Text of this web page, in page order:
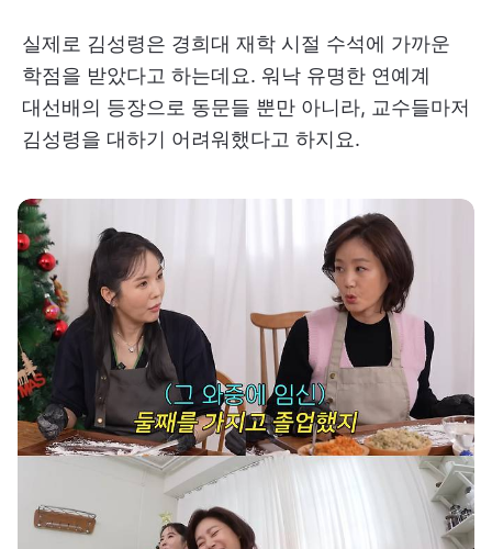
실제로 김성령은 경희대 재학 시절 수석에 가까운
학점을 받았다고 하는데요. 워낙 유명한 연예계
대선배의 등장으로 동문들 뿐만 아니라, 교수들마저
김성령을 대하기 어려워했다고 하지요.